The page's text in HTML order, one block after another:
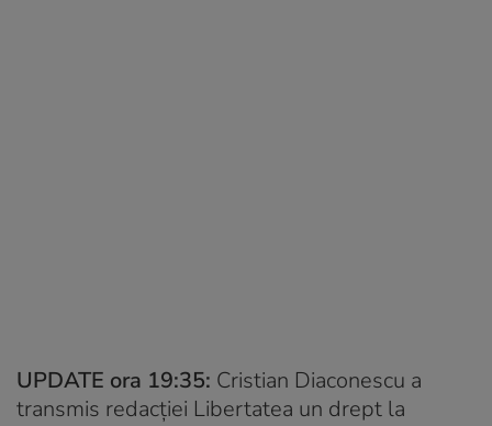
UPDATE ora 19:35: Cristian Diaconescu a
transmis redacției Libertatea un drept la